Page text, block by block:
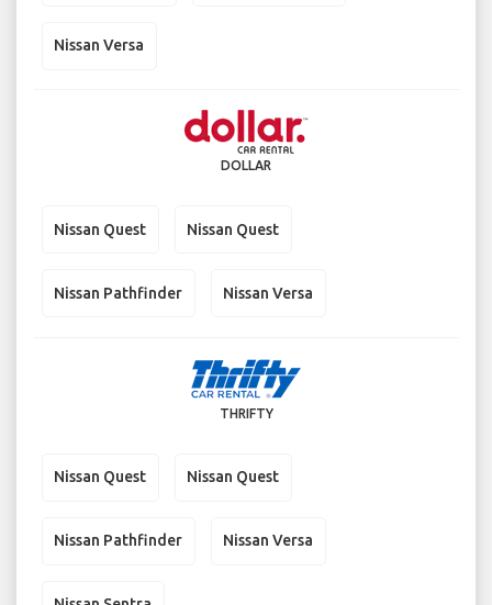
Nissan Versa
DOLLAR
Nissan Quest Nissan Quest
Nissan Pathfinder Nissan Versa
THRIFTY
Nissan Quest Nissan Quest
Nissan Pathfinder Nissan Versa